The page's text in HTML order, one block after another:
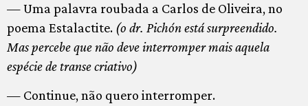
— Uma palavra roubada a Carlos de Oliveira, no
poema Estalactite. (o dr. Pichón está surpreendido.
Mas percebe que não deve interromper mais aquela
espécie de transe criativo)
— Continue, não quero interromper.